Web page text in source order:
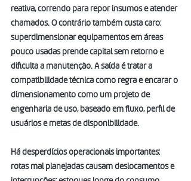
reativa, correndo para repor insumos e atender
chamados. O contrário também custa caro:
superdimensionar equipamentos em áreas
pouco usadas prende capital sem retorno e
dificulta a manutenção. A saída é tratar a
compatibilidade técnica como regra e encarar o
dimensionamento como um projeto de
engenharia de uso, baseado em fluxo, perfil de
usuários e metas de disponibilidade.
Há desperdícios operacionais importantes:
rotas mal planejadas causam deslocamentos e